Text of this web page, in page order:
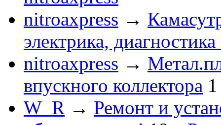
nitroaxpress →
электрика,
nitroaxpress →
впускного коллектора 1
W_R → Ремонт и